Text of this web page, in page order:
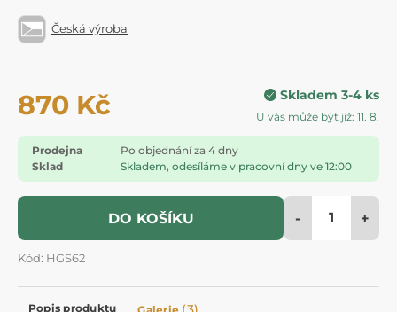
Česká výroba
870 Kč Skladem 3-4 ks
U vás může být již: 11. 8.
Prodejna
Po objednání za 4 dny
Sklad
Skladem, odesíláme v pracovní dny ve 12:00
DO KOŠÍKU - +
Kód: HGS62
Popis produktu